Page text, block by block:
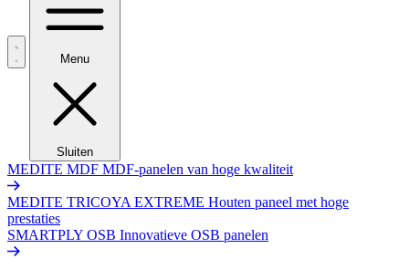
Menu
Sluiten
MEDITE MDF MDF-panelen van hoge kwaliteit
MEDITE TRICOYA EXTREME Houten paneel met hoge
prestaties
SMARTPLY OSB Innovatieve OSB panelen